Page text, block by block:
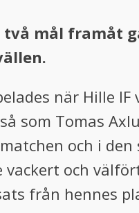
två mål framåt
när Hille
som Tomas
och i
vackert och
från hennes